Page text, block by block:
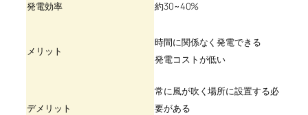
発電効率 約30~40%
メリット
時間に関係なく発電できる
発電コストが低い
デメリット
常に風が吹く場所に設置する必
要がある